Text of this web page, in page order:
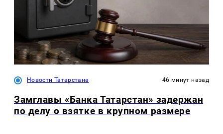
Новости Татарстана 46 минут назад
Замглавы «Банка Татарстан» задержан
по делу о взятке в крупном размере